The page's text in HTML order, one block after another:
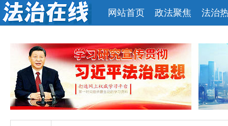
网站首页 政法聚焦 法治